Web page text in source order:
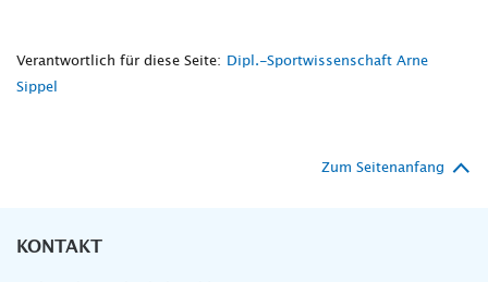
Verantwortlich für diese Seite:
Dipl.-Sportwissenschaft Arne
Sippel
Zum Seitenanfang
KONTAKT